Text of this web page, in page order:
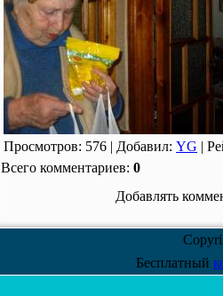
Просмотров: 576 | Добавил: YG |
Всего комментариев: 0
Добавлять
Бесплатный